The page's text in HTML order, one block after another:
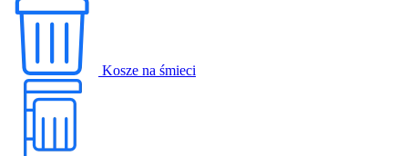
Kosze na śmieci